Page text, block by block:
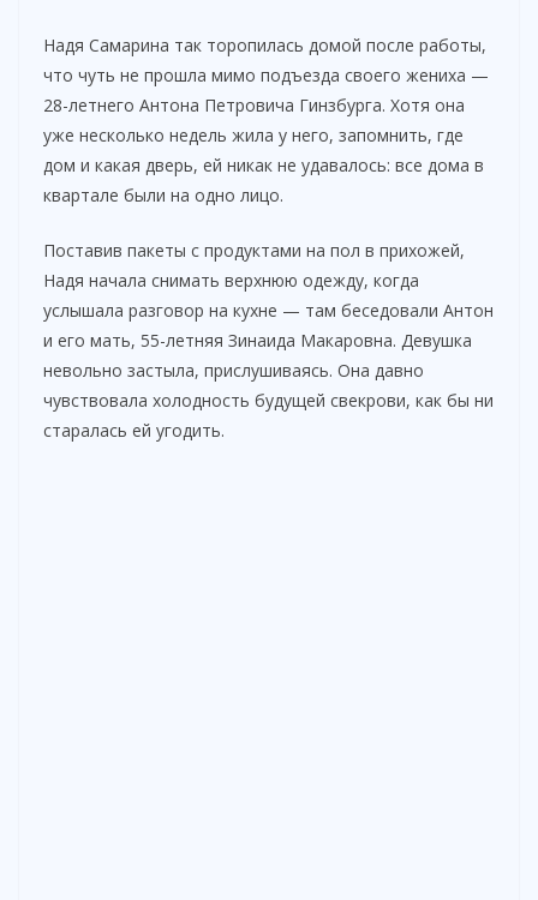
Надя Самарина так торопилась домой после работы,
что чуть не прошла мимо подъезда своего жениха —
28-летнего Антона Петровича Гинзбурга. Хотя она
уже несколько недель жила у него, запомнить, где
дом и какая дверь, ей никак не удавалось: все дома в
квартале были на одно лицо.
Поставив пакеты с продуктами на пол в прихожей,
Надя начала снимать верхнюю одежду, когда
услышала разговор на кухне — там беседовали Антон
и его мать, 55-летняя Зинаида Макаровна. Девушка
невольно застыла, прислушиваясь. Она давно
чувствовала холодность будущей свекрови, как бы ни
старалась ей угодить.